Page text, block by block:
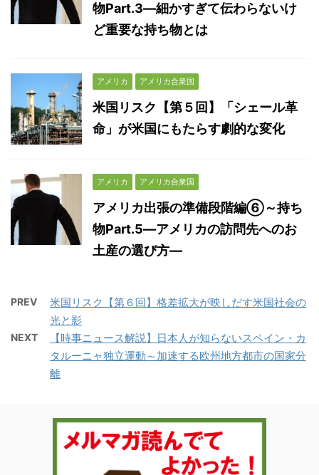
物Part.3―細かすぎて伝わらないけ
ど重要な持ち物とは
アメリカ アメリカ合衆国
米国リスク【第５回】「シェール革
命」が米国にもたらす劇的な変化
アメリカ アメリカ合衆国
アメリカ出張の準備段階編⑥～持ち
物Part.5―アメリカの訪問先へのお
土産の選び方―
PREV
米国リスク【第６回】格差拡大が映しだす米国社会の
光と影
NEXT
【時事ニュース解説】日本人が知らないスペイン・カ
タルーニャ独立運動～加速する欧州地方都市の国家分
離